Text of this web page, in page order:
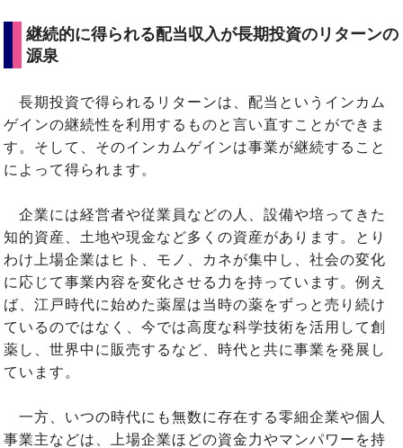
継続的に得られる配当収入が長期投資のリターンの
源泉
長期投資で得られるリターンは、配当というインカム
ゲインの継続性を利用するものと言い直すことができま
す。そして、そのインカムゲインは事業が継続すること
によって得られます。
企業には経営者や従業員などの人、設備や培ってきた
知的資産、土地や現金など多くの資産があります。とり
わけ上場企業はヒト、モノ、カネが集中し、社会の変化
に応じて事業内容を変化させる力を持っています。例え
ば、江戸時代に始めた薬屋は当時の薬をずっと売り続け
ているのではなく、今では高度な科学技術を活用して創
薬し、世界中に販売するなど、時代と共に事業を発展し
ています。
一方、いつの時代にも無数に存在する零細企業や個人
事業主などは、上場企業ほどの資金力やマンパワーを持